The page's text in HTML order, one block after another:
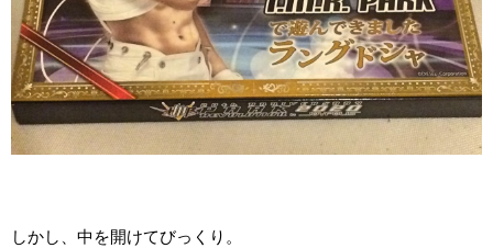
しかし、中を開けてびっくり。